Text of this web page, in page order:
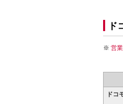
ド
営
ドコ